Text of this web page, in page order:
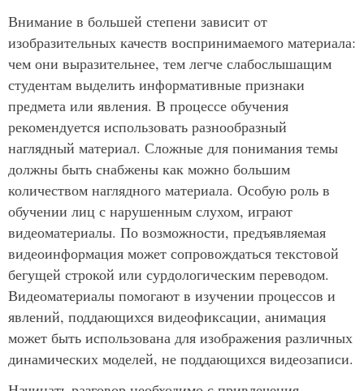
Внимание в большей степени зависит от
изобразительных качеств воспринимаемого материала:
чем они выразительнее, тем легче слабослышащим
студентам выделить информативные признаки
предмета или явления. В процессе обучения
рекомендуется использовать разнообразный
наглядный материал. Сложные для понимания темы
должны быть снабжены как можно большим
количеством наглядного материала. Особую роль в
обучении лиц с нарушенным слухом, играют
видеоматериалы. По возможности, предъявляемая
видеоинформация может сопровождаться текстовой
бегущей строкой или сурдологическим переводом.
Видеоматериалы помогают в изучении процессов и
явлений, поддающихся видеофиксации, анимация
может быть использована для изображения различных
динамических моделей, не поддающихся видеозаписи.